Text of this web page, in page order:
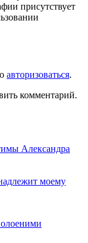
присутствует
авторизоваться.
комментарий.
Александра
моему